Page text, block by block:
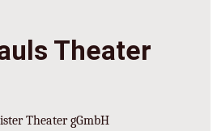
Theater
Theater gGmbH